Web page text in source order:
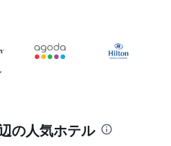
の人気ホテル